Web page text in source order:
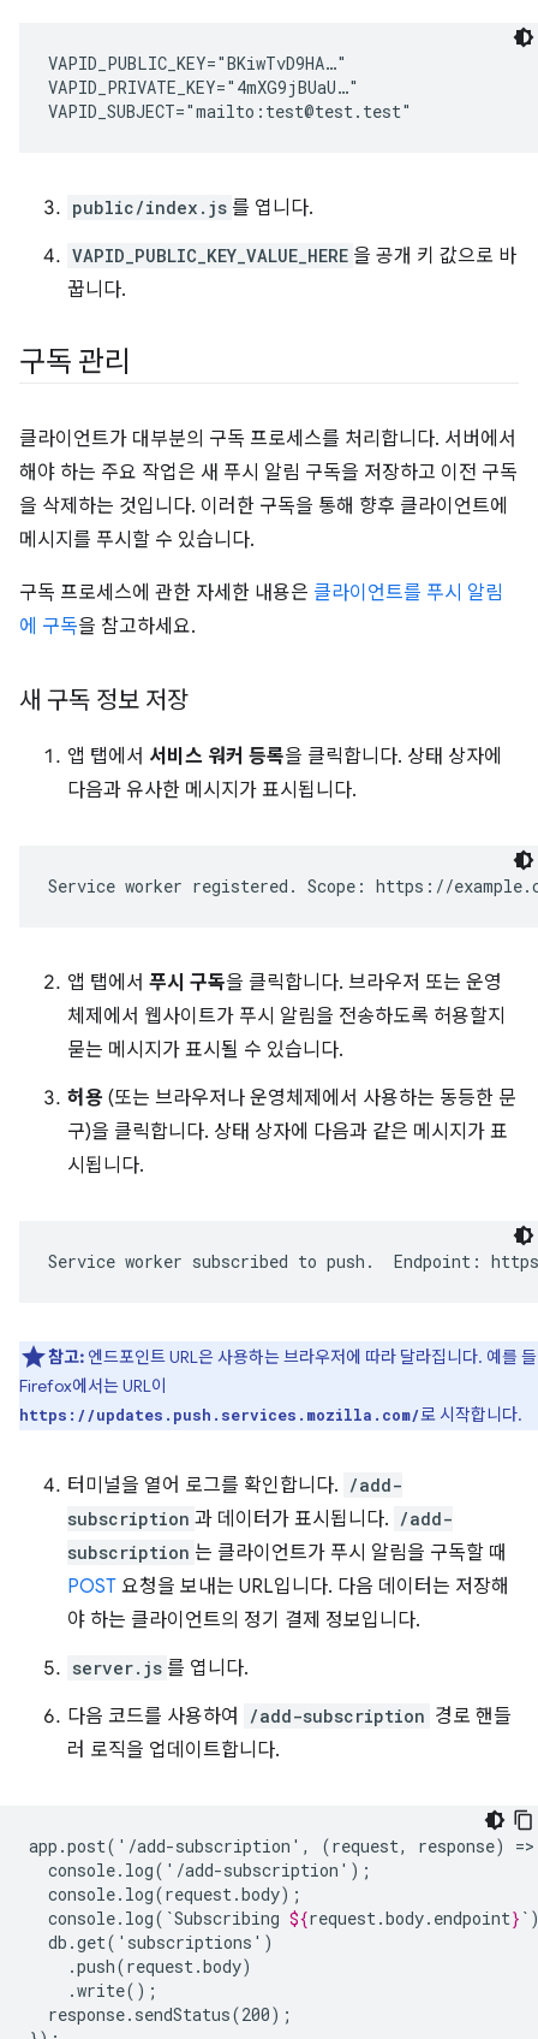
VAPID_PUBLIC_KEY="BKiwTvD9HA…"
VAPID_PRIVATE_KEY="4mXG9jBUaU…"
public/index.js 를 엽니다.
VAPID_PUBLIC_KEY_VALUE_HERE 을 공개 키 값으로 바
꿉니다.
구독 관리
클라이언트가 대부분의 구독 프로세스를 처리합니다. 서버에서
해야 하는 주요 작업은 새 푸시 알림 구독을 저장하고 이전 구독
을 삭제하는 것입니다. 이러한 구독을 통해 향후 클라이언트에
메시지를 푸시할 수 있습니다.
구독 프로세스에 관한 자세한 내용은 클라이언트를 푸시 알림
에 구독을 참고하세요.
새 구독 정보 저장
앱 탭에서 서비스 워커 등록을 클릭합니다. 상태 상자에
다음과 유사한 메시지가 표시됩니다.
앱 탭에서 푸시 구독을 클릭합니다. 브라우저 또는 운영
체제에서 웹사이트가 푸시 알림을 전송하도록 허용할지
묻는 메시지가 표시될 수 있습니다.
허용 (또는 브라우저나 운영체제에서 사용하는 동등한 문
구)을 클릭합니다. 상태 상자에 다음과 같은 메시지가 표
시됩니다.
참고: 엔드포인트 URL은 사용하는 브라우저에 따라 달라집니다. 예를
Firefox에서는 URL이
https://updates.push.services.mozilla.com/로 시작합니다.
터미널을 열어 로그를 확인합니다. /add-
subscription 과 데이터가 표시됩니다. /add-
subscription 는 클라이언트가 푸시 알림을 구독할 때
POST 요청을 보내는 URL입니다. 다음 데이터는 저장해
야 하는 클라이언트의 정기 결제 정보입니다.
server.js 를 엽니다.
다음 코드를 사용하여
/add-subscription 경로 핸들
러 로직을 업데이트합니다.
app.post('/add-subscription', (request, response)
=>
console.log(`Subscribing ${request.body. endpoint}
response.sendStatus(200);